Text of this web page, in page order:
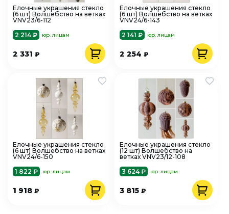
Елочные украшения стекло
(6 шт) Волшебство на ветках
VNV23/6-112
2 214 ₽
юр. лицам
2 331 ₽
Елочные украшения стекло
(6 шт) Волшебство на ветках
VNV24/6-143
2 141 ₽
юр. лицам
2 254₽
Елочные украшения стекло
(6 шт) Волшебство на ветках
VNV24/6-150
1 822 ₽
юр. лицам
1 918 ₽
Елочные украшения стекло
(12 шт) Волшебство на
ветках VNV23/12-108
3 624 ₽
юр. лицам
3 815₽